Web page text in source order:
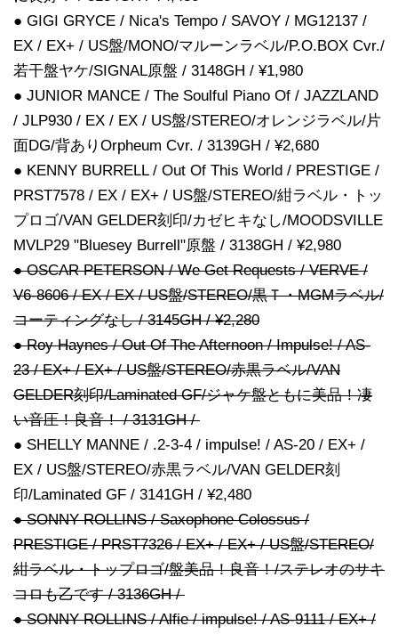
● GIGI GRYCE / Nica's Tempo / SAVOY / MG12137 /
EX / EX+ / US盤/MONO/マルーンラベル/P.O.BOX Cvr./
若干盤ヤケ/SIGNAL原盤 / 3148GH / ¥1,980
● JUNIOR MANCE / The Soulful Piano Of / JAZZLAND
/ JLP930 / EX / EX / US盤/STEREO/オレンジラベル/片
面DG/背ありOrpheum Cvr. / 3139GH / ¥2,680
● KENNY BURRELL / Out Of This World / PRESTIGE /
PRST7578 / EX / EX+ / US盤/STEREO/紺ラベル・トッ
プロゴ/VAN GELDER刻印/カゼヒキなし/MOODSVILLE
MVLP29 "Bluesey Burrell"原盤 / 3138GH / ¥2,980
● OSCAR PETERSON / We Get Requests / VERVE /
V6-8606 / EX / EX / US盤/STEREO/黒Ｔ・MGMラベル/
コーティングなし / 3145GH / ¥2,280
● Roy Haynes / Out Of The Afternoon / Impulse! / AS-
23 / EX+ / EX+ / US盤/STEREO/赤黒ラベル/VAN
GELDER刻印/Laminated GF/ジャケ盤ともに美品！凄
い音圧！良音！ / 3131GH /
● SHELLY MANNE / .2-3-4 / impulse! / AS-20 / EX+ /
EX / US盤/STEREO/赤黒ラベル/VAN GELDER刻
印/Laminated GF / 3141GH / ¥2,480
● SONNY ROLLINS / Saxophone Colossus /
PRESTIGE / PRST7326 / EX+ / EX+ / US盤/STEREO/
紺ラベル・トップロゴ/盤美品！良音！/ステレオのサキ
コロも乙です / 3136GH /
● SONNY ROLLINS / Alfie / impulse! / AS-9111 / EX+ /